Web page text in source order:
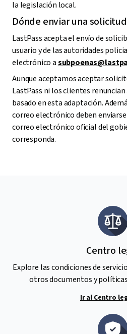
la legislación local.
Dónde enviar una solicitud
LastPass acepta el envío de
usuario y de las autoridades
electrónico a
Aunque aceptamos aceptar
LastPass ni los clientes
basado en esta adaptación.
correo electrónico deben enviarse
correo electrónico oficial del
corresponda.
Centro
Explore las condiciones de
otros documentos y
Ir al Centro